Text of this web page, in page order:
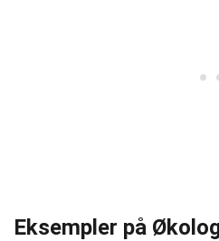
Eksempler på